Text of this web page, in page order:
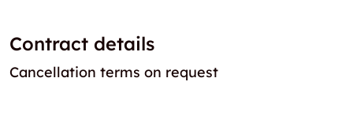
Contract details
Cancellation terms on request